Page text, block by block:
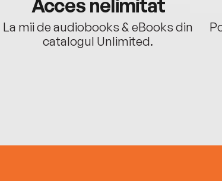
Acces nelimitat
La mii de audiobooks & eBooks din
catalogul Unlimited.